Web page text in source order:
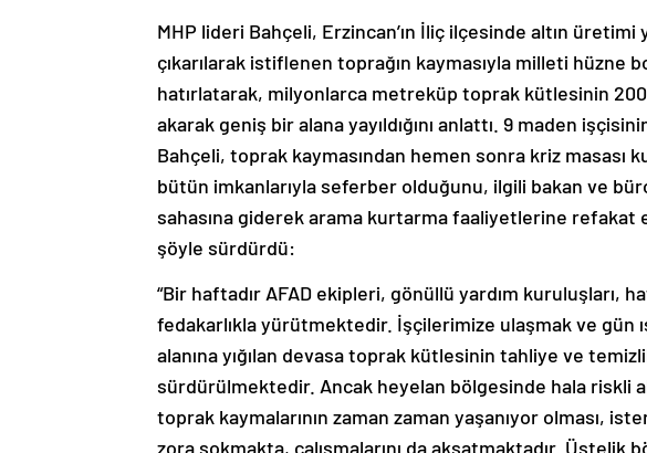
MHP lideri Bahçeli, Erzincan’ın İliç ilçesinde altın üretimi
çıkarılarak istiflenen toprağın kaymasıyla milleti hüzne
hatırlatarak, milyonlarca metreküp toprak kütlesinin
akarak geniş bir alana yayıldığını anlattı. 9 maden
Bahçeli, toprak kaymasından hemen sonra kriz masası
bütün imkanlarıyla seferber olduğunu, ilgili bakan ve
sahasına giderek arama kurtarma faaliyetlerine
şöyle sürdürdü:
“Bir haftadır AFAD ekipleri, gönüllü yardım kuruluşları,
fedakarlıkla yürütmektedir. İşçilerimize ulaşmak ve gün
alanına yığılan devasa toprak kütlesinin tahliye ve
sürdürülmektedir. Ancak heyelan bölgesinde hala riskli
toprak kaymalarının zaman zaman yaşanıyor olması,
zora sokmakta, çalışmalarını da aksatmaktadır. Üstelik